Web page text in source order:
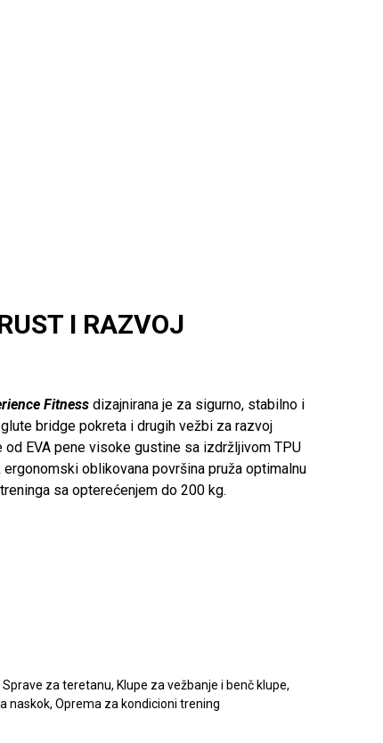
I RAZVOJ
Fitness dizajnirana je za sigurno, stabilno i
bridge pokreta i drugih vežbi za razvoj
od EVA pene visoke gustine sa izdržljivom TPU
oblikovana površina pruža optimalnu
sa opterećenjem do 200 kg.
Sprave za teretanu, Klupe za vežbanje i benč klupe,
naskok, Oprema za kondicioni trening